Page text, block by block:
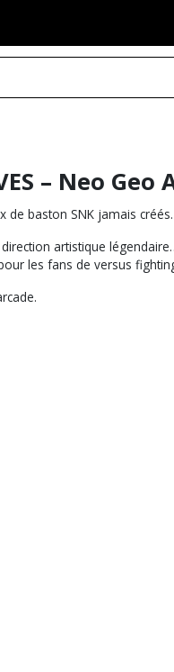
– Neo Geo
de baston SNK jamais créés.
artistique
les fans de versus